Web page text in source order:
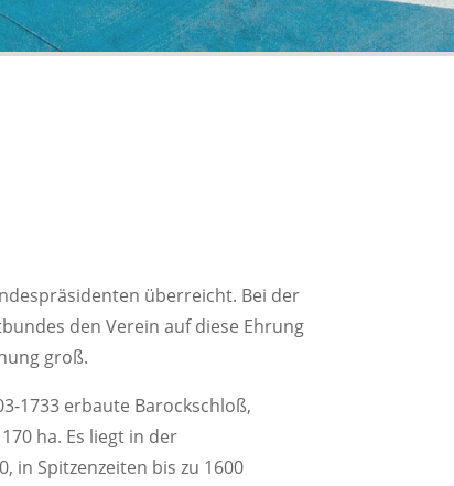
überreicht. Bei der
den Verein auf diese Ehrung
groß.
1733 erbaute Barockschloß,
ha. Es liegt in der
in Spitzenzeiten bis zu 1600